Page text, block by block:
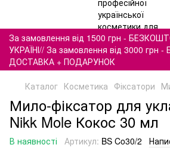
За замовлення від 1500 грн -
УКРАЇНІ// За замовлення від 3000
ДОСТАВКА + ПОДАРУНОК
Каталог Косметика Фіксатори
Мило-фіксатор для
Nikk Mole Кокос 30 мл
В наявності Артикул: BS Co30/2